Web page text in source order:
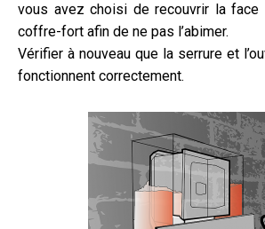
vous avez choisi de recouvrir la
coffre-fort afin de ne pas l’abimer.
Vérifier à nouveau que la serrure et
fonctionnent correctement.